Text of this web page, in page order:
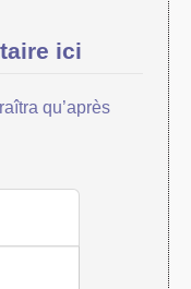
ici
qu’après